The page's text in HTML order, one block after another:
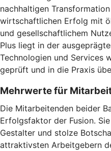
nachhaltigen
wirtschaftlichen Erfolg mit
und gesellschaftlichem
Plus liegt in der
Technologien und Services
geprüft und in die Praxis
Mehrwerte für
Die Mitarbeitenden beider
Erfolgsfaktor der Fusion.
Gestalter und stolze
attraktivsten Arbeitgebern